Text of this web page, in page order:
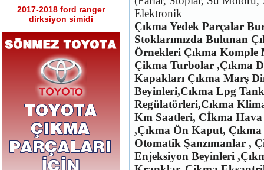
2017-2018 ford ranger
dirksiyon simidi
sol tabla
2017-2018 ford ranger sağ
sol tabla
Ürün Kodu : 2017-2018 ford ranger arka
Elektronik
Çıkma Yedek Parçalar
Stoklarımızda Bulunan
Örnekleri Çıkma Komple
Çikma Turbolar ,Çıkma
Kapakları Çıkma Marş
Beyinleri,Cıkma Lpg
Regülatörleri,Cıkma
Km Saatleri, Cİkma Hava
,Çıkma Ön Kaput,
Otomatik Şanzımanlar ,
Enjeksiyon Beyinleri